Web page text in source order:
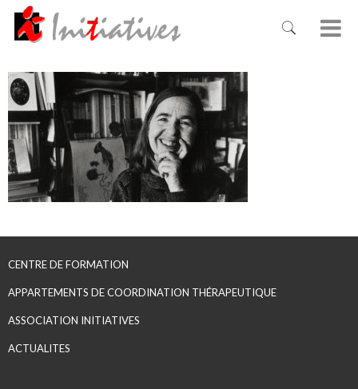
CENTRE DE FORMATION
APPARTEMENTS DE COORDINATION THÉRAPEUTIQUE
ASSOCIATION INITIATIVES
ACTUALITES